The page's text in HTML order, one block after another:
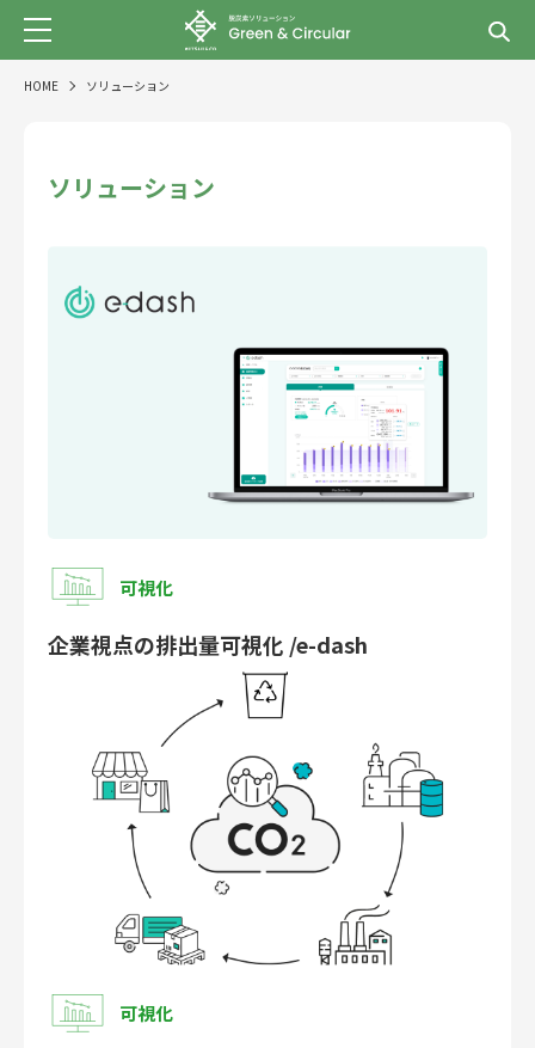
HOME ソリューション
ソリューション
可視化
企業視点の排出量可視化 /e-dash
可視化